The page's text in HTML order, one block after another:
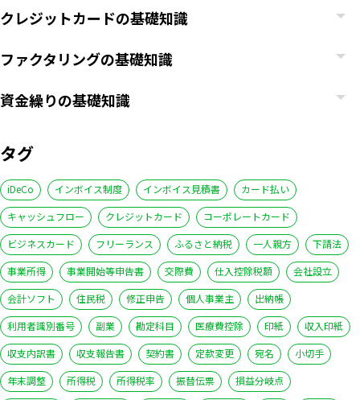
クレジットカードの基礎知識
ファクタリングの基礎知識
資金繰りの基礎知識
タグ
iDeCo インボイス制度 インボイス見積書
カード払い
キャッシュフロー
クレジットカード
コーポレートカード
ビジネスカード
フリーランス ふるさと納税 一人親方
下請法
事業所得
事業開始等申告書 交際費 仕入控除税額
会社設立
会計ソフト
住民税 修正申告 個人事業主
出納帳
利用者識別番号
副業 勘定科目 医療費控除 印紙
収入印紙
収支内訳書
収支報告書 契約書 定款変更 宛名
小切手
年末調整
所得税 所得税率 振替伝票
損益分岐点